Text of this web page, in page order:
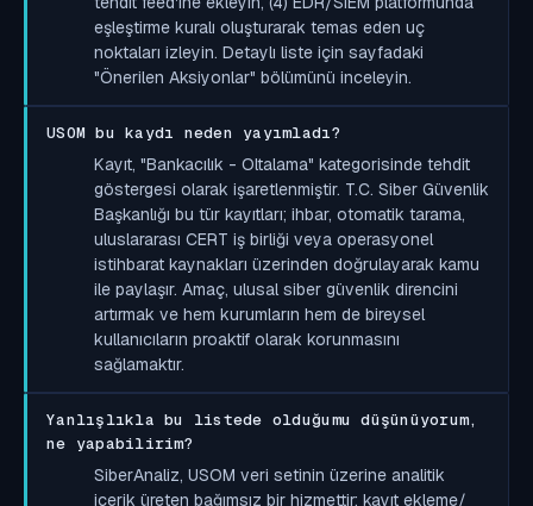
eşleştirme kuralı oluşturarak temas eden uç
noktaları izleyin. Detaylı liste için sayfadaki
"Önerilen Aksiyonlar" bölümünü inceleyin.
USOM bu kaydı neden yayımladı?
Kayıt, "Bankacılık - Oltalama" kategorisinde tehdit
göstergesi olarak işaretlenmiştir. T.C. Siber Güvenlik
Başkanlığı bu tür kayıtları; ihbar, otomatik tarama,
uluslararası CERT iş birliği veya operasyonel
istihbarat kaynakları üzerinden doğrulayarak kamu
ile paylaşır. Amaç, ulusal siber güvenlik direncini
artırmak ve hem kurumların hem de bireysel
kullanıcıların proaktif olarak korunmasını
sağlamaktır.
Yanlışlıkla bu listede olduğumu düşünüyorum,
ne yapabilirim?
SiberAnaliz, USOM veri setinin üzerine analitik
içerik üreten bağımsız bir hizmettir; kayıt ekleme/